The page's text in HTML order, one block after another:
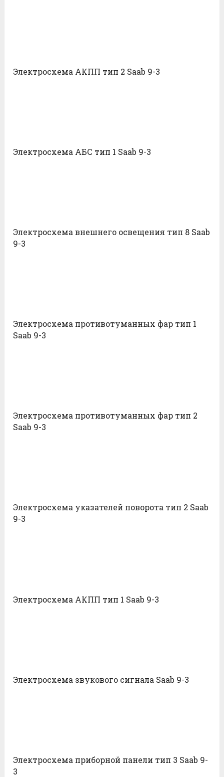
Электросхема АКПП тип 2 Saab 9-3
Электросхема АБС тип 1 Saab 9-3
Электросхема внешнего освещения тип 8 Saab
9-3
Электросхема противотуманных фар тип 1
Saab 9-3
Электросхема противотуманных фар тип 2
Saab 9-3
Электросхема указателей поворота тип 2 Saab
9-3
Электросхема АКПП тип 1 Saab 9-3
Электросхема звукового сигнала Saab 9-3
Электросхема приборной панели тип 3 Saab 9-
3